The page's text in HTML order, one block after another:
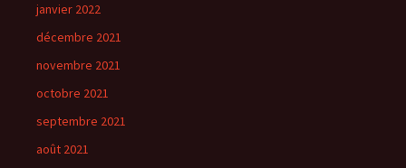
janvier 2022
décembre 2021
novembre 2021
octobre 2021
septembre 2021
août 2021